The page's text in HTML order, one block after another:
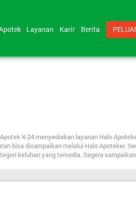
Layanan Karir Berita
K-24 menyediakan layanan Halo
bisa disampaikan melalui Halo Apoteker.
keluhan yang tersedia. Segera